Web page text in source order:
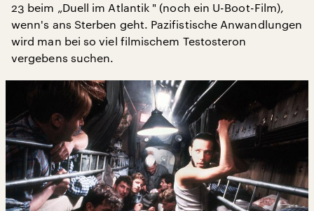
23 beim „Duell im Atlantik " (noch ein U-Boot-Film),
wenn's ans Sterben geht. Pazifistische Anwandlungen
wird man bei so viel filmischem Testosteron
vergebens suchen.